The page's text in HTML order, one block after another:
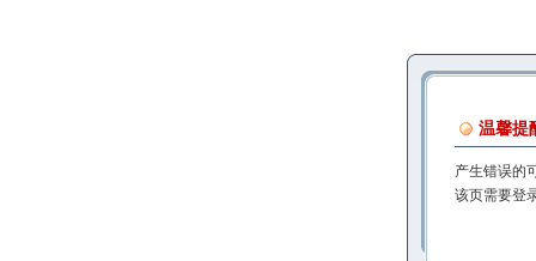
温馨提
产生错误的
该页需要登